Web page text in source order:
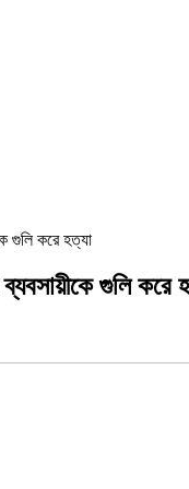
গুলি করে হত্যা
ব্যবসায়ীকে গুলি করে